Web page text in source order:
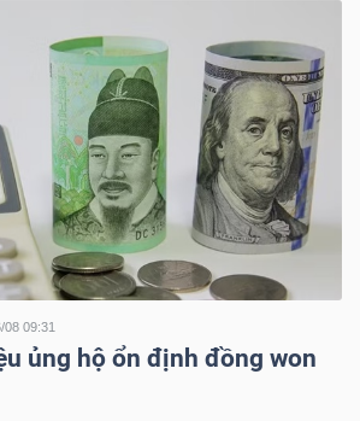
08 09:31
ủng hộ ổn định đồng won